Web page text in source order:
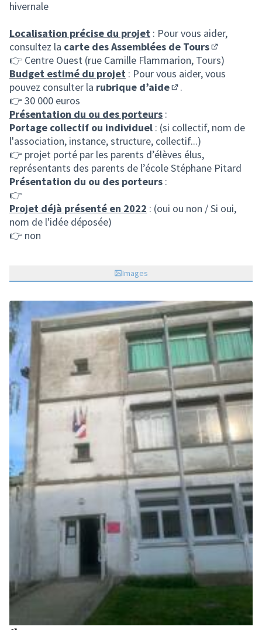
hivernale
Localisation précise du projet : Pour vous aider,
consultez la carte des Assemblées de Tours
(S'ouvre
👉 Centre Ouest (rue Camille Flammarion, Tours)
Budget estimé du projet : Pour vous aider, vous
pouvez consulter la rubrique d’aide
.
👉 30 000 euros
Présentation du ou des porteurs :
Portage collectif ou individuel : (si collectif, nom de
l'association, instance, structure, collectif...)
👉 projet porté par les parents d’élèves élus,
représentants des parents de l’école Stéphane Pitard
Présentation du ou des porteurs :
👉
Projet déjà présenté en 2022 : (oui ou non / Si oui,
nom de l'idée déposée)
👉 non
Images